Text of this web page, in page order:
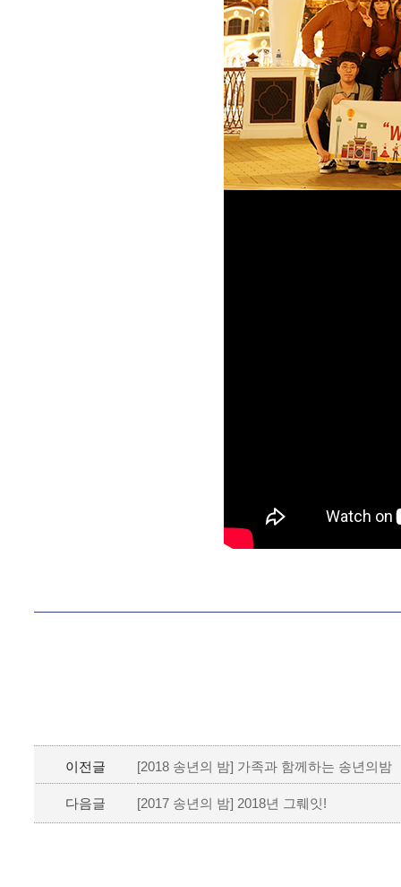
이전글 [2018 송년의 밤] 가족과 함께하는 송년의밤
다음글 [2017 송년의 밤] 2018년 그뤠잇!